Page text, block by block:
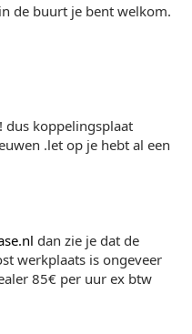
de buurt je bent welkom.
dus koppelingsplaat
.let op je hebt al een
dan zie je dat de
werkplaats is ongeveer
85€ per uur ex btw